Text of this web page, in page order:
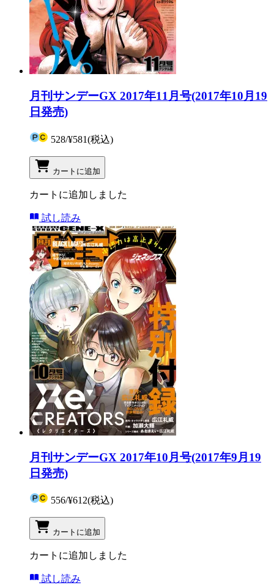
月刊サンデーGX 2017年11月号(2017年10月19
日発売)
528/¥581(税込)
カートに追加
カートに追加しました
試し読み
月刊サンデーGX 2017年10月号(2017年9月19
日発売)
556/¥612(税込)
カートに追加
カートに追加しました
試し読み